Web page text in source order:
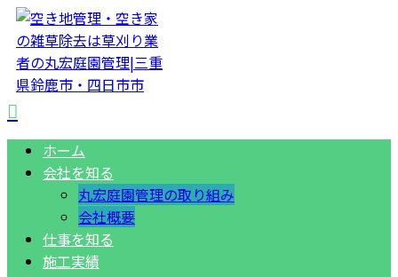
ホーム
会社を知る
丸宏庭園管理の取り組み
会社概要
仕事を知る
施工実績